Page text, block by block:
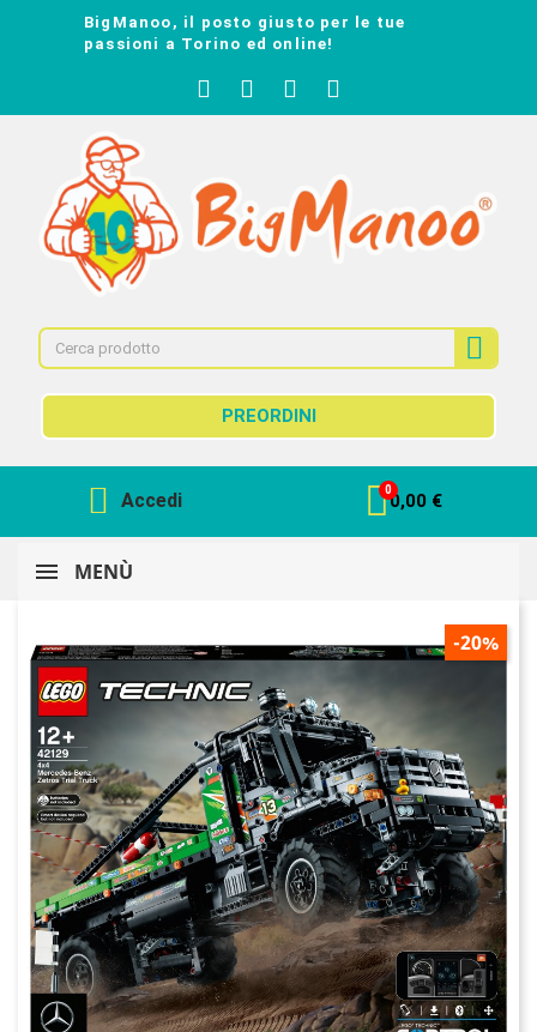
BigManoo, il posto giusto per le tue
passioni a Torino ed online!
PREORDINI
Accedi 0,00 €
MENÙ
-20%